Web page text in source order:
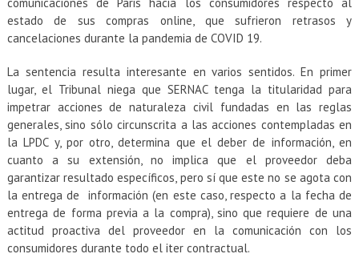
estado de sus compras online, que sufrieron retrasos y
cancelaciones durante la pandemia de COVID 19.
La sentencia resulta interesante en varios sentidos. En primer
lugar, el Tribunal niega que SERNAC tenga la titularidad para
impetrar acciones de naturaleza civil fundadas en las reglas
generales, sino sólo circunscrita a las acciones contempladas en
la LPDC y, por otro, determina que el deber de información, en
cuanto a su extensión, no implica que el proveedor deba
garantizar resultado específicos, pero sí que este no se agota con
la entrega de información (en este caso, respecto a la fecha de
entrega de forma previa a la compra), sino que requiere de una
actitud proactiva del proveedor en la comunicación con los
consumidores durante todo el iter contractual.